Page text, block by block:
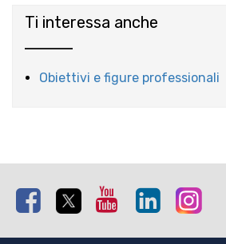
Ti interessa anche
Obiettivi e figure professionali
Facebook Twitter Youtube Linkedin